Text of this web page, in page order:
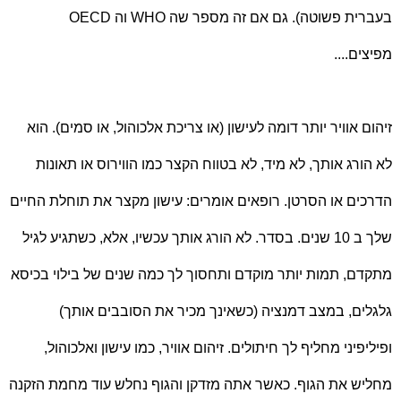
בעברית פשוטה). גם אם זה מספר שה WHO וה OECD
מפיצים....
זיהום אוויר יותר דומה לעישון (או צריכת אלכוהול, או סמים). הוא
לא הורג אותך, לא מיד, לא בטווח הקצר כמו הווירוס או תאונות
הדרכים או הסרטן. רופאים אומרים: עישון מקצר את תוחלת החיים
שלך ב 10 שנים. בסדר. לא הורג אותך עכשיו, אלא, כשתגיע לגיל
מתקדם, תמות יותר מוקדם ותחסוך לך כמה שנים של בילוי בכיסא
גלגלים, במצב דמנציה (כשאינך מכיר את הסובבים אותך)
ופיליפיני מחליף לך חיתולים. זיהום אוויר, כמו עישון ואלכוהול,
מחליש את הגוף. כאשר אתה מזדקן והגוף נחלש עוד מחמת הזקנה